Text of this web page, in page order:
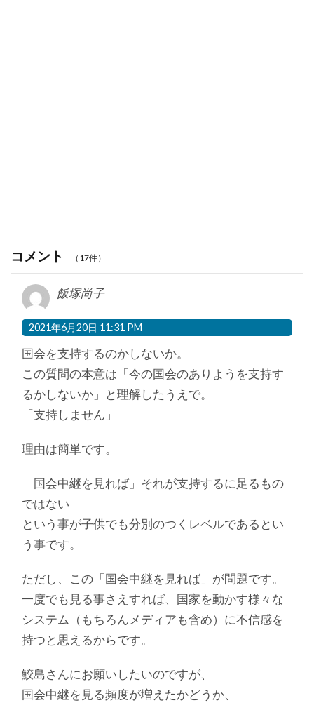
コメント （17件）
飯塚尚子
2021年6月20日 11:31 PM
国会を支持するのかしないか。
この質問の本意は「今の国会のありようを支持す
るかしないか」と理解したうえで。
「支持しません」
理由は簡単です。
「国会中継を見れば」それが支持するに足るもの
ではない
という事が子供でも分別のつくレベルであるとい
う事です。
ただし、この「国会中継を見れば」が問題です。
一度でも見る事さえすれば、国家を動かす様々な
システム（もちろんメディアも含め）に不信感を
持つと思えるからです。
鮫島さんにお願いしたいのですが、
国会中継を見る頻度が増えたかどうか、